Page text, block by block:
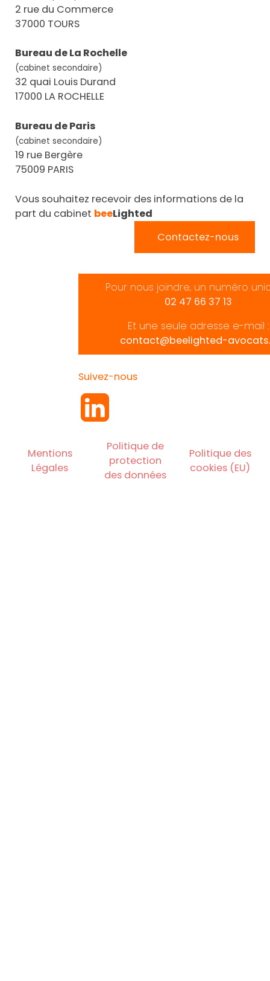
2 rue du Commerce
37000 TOURS
Bureau de La Rochelle
(cabinet secondaire)
32 quai Louis Durand
17000 LA ROCHELLE
Bureau de Paris
(cabinet secondaire)
19 rue Bergère
75009 PARIS
Vous souhaitez recevoir des informations de la
part du cabinet beeLighted
Contactez-nous
Pour nous joindre, un numéro
02 47 66 37 13
Et une seule adresse e-mail :
contact@beelighted-
Suivez-nous
Mentions
Légales
Politique de
protection
des données
Politique des
cookies (EU)